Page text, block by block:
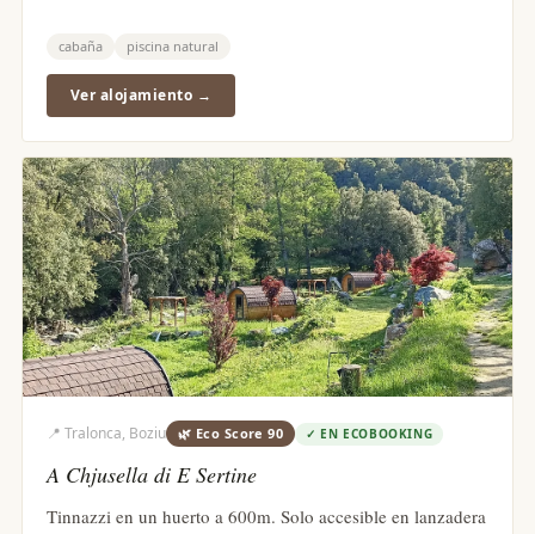
cabaña piscina natural
Ver alojamiento →
📍 Tralonca, Boziu 🌿 Eco Score90 ✓ EN ECOBOOKING
A Chjusella di E Sertine
Tinnazzi en un huerto a 600m. Solo accesible en lanzadera